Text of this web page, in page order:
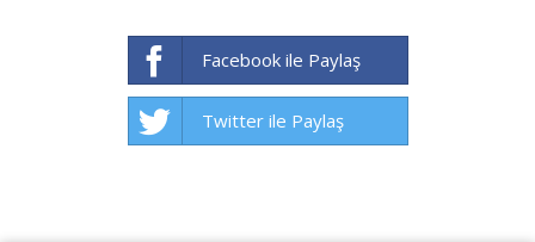
Facebook ile Paylaş
Twitter ile Paylaş